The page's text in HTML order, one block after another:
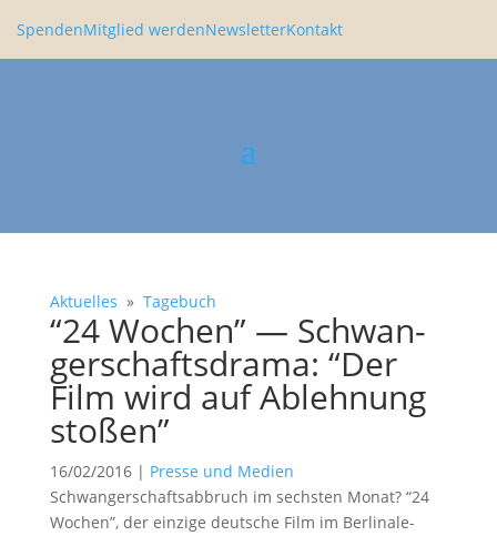
SpendenMitglied werdenNewsletterKontakt
Aktuelles » Tagebuch
“24 Wochen” — Schwan­
ger­schafts­drama: “Der
Film wird auf Ableh­nung
stoßen”
16/02/2016| Presse und Medien
Schwan­ger­schafts­ab­bruch im sechsten Monat? “24
Wochen”, der einzige deutsche Film im Berli­nale-